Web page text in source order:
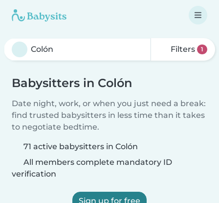
Filters 1
Babysitters in Colón
Date night, work, or when you just need a break:
find trusted babysitters in less time than it takes
to negotiate bedtime.
71 active babysitters in Colón
All members complete mandatory ID
verification
Sign up for free